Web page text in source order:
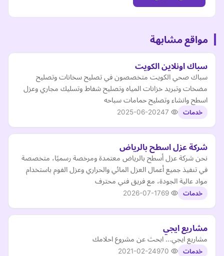
مواقع مشابهة
سباك اونلاين الكويت
سباك صحي الكويت متخصصون في تصليح سخانات وتصليح
مضخات وتبريد خزانات المياه وتصليح شفاط وتسليك مجاري وعزل
اسطح وانشاء وتصليح حمامات سباحه
خدمات 2025-06-20
شركة عزل اسطح بالرياض
نحن شركة عزل أسطح بالرياض معتمدة ومرخصة رسميًا، متخصصة
في تنفيذ جميع أعمال العزل المائي والحراري وعزل الفوم باستخدام
مواد عالية الجودة، مع فريق فني محترف
خدمات 2026-07-17
مشاريع ايجي
مشاريع ايجي... ابحث عن مشروع احلامك
خدمات 2021-02-24